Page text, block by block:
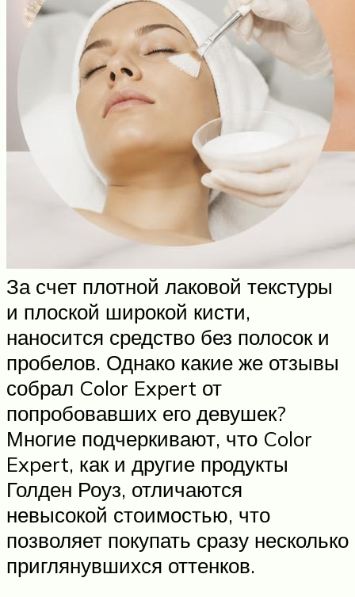
За счет плотной лаковой текстуры
и плоской широкой кисти,
наносится средство без полосок и
пробелов. Однако какие же отзывы
собрал Color Expert от
попробовавших его девушек?
Многие подчеркивают, что Color
Expert, как и другие продукты
Голден Роуз, отличаются
невысокой стоимостью, что
позволяет покупать сразу несколько
приглянувшихся оттенков.